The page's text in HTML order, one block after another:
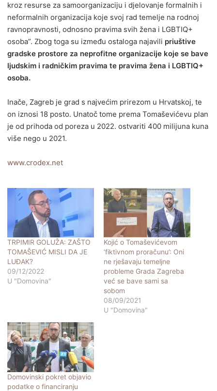
kroz resurse za samoorganizaciju i djelovanje formalnih i
neformalnih organizacija koje svoj rad temelje na rodnoj
ravnopravnosti, odnosno pravima svih žena i LGBTIQ+
osoba”. Zbog toga su između ostaloga najavili priuštive
gradske prostore za neprofitne organizacije koje se bave
ljudskim i radničkim pravima te pravima žena i LGBTIQ+
osoba.
Inače, Zagreb je grad s najvećim prirezom u Hrvatskoj, te
on iznosi 18 posto. Unatoč tome prema Tomaševićevu plan
je od prihoda od poreza u 2022. ostvariti 400 milijuna kuna
više nego u 2021.
www.crodex.net
TRPIMIR GOLUŽA: ZAŠTO
TOMAŠEVIĆ MISLI DA JE
LUĐAK?
09/12/2022
U "Domovina"
Kojić o Tomaševićevom
‘fiktivnom proračunu’: Oni
ne rješavaju temeljne
probleme Grada Zagreba
već se bave sami sa
sobom
08/09/2021
U "Domovina"
Domovinski pokret objavio
podatke o financiranju